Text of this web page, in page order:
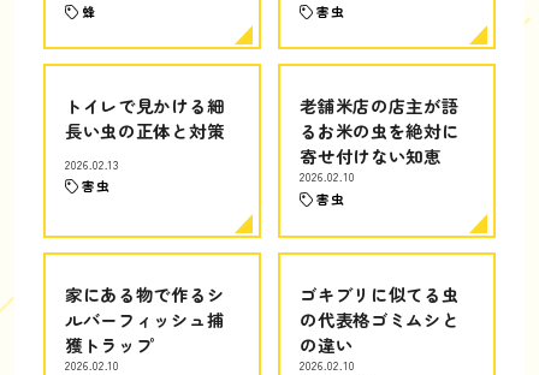
蜂 害虫
トイレで見かける細
長い虫の正体と対策
2026.02.13
害虫
老舗米店の店主が語
るお米の虫を絶対に
寄せ付けない知恵
2026.02.10
害虫
家にある物で作るシ
ルバーフィッシュ捕
獲トラップ
2026.02.10
ゴキブリに似てる虫
の代表格ゴミムシと
の違い
2026.02.10